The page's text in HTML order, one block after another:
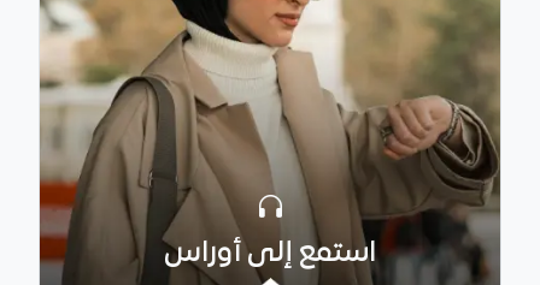
استمع إلى أوراس